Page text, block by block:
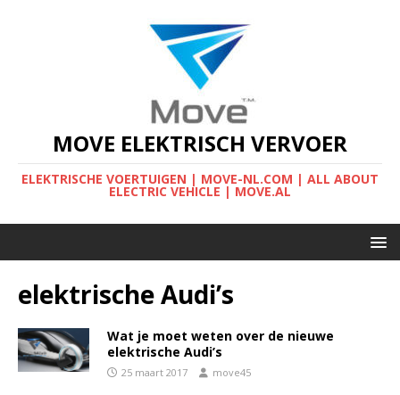
MOVE ELEKTRISCH VERVOER
ELEKTRISCHE VOERTUIGEN | MOVE-NL.COM | ALL ABOUT
ELECTRIC VEHICLE | MOVE.AL
elektrische Audi’s
Wat je moet weten over de nieuwe
elektrische Audi’s
25 maart 2017 move45